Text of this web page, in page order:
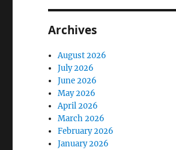
Archives
August 2026
July 2026
June 2026
May 2026
April 2026
March 2026
February 2026
January 2026